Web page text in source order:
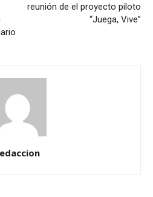
reunión de el proyecto piloto
“Juega, Vive”